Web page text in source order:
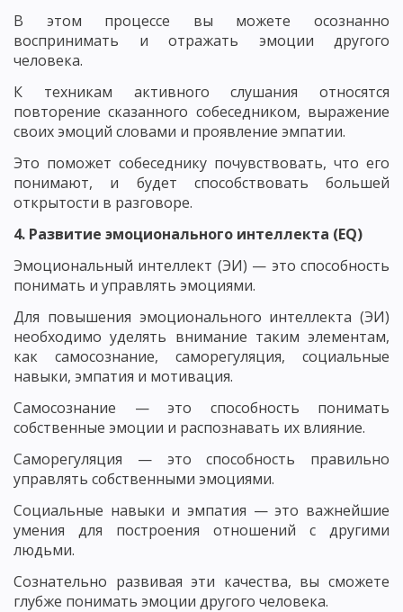
В этом процессе вы можете осознанно
воспринимать и отражать эмоции другого
человека.
К техникам активного слушания относятся
повторение сказанного собеседником, выражение
своих эмоций словами и проявление эмпатии.
Это поможет собеседнику почувствовать, что его
понимают, и будет способствовать большей
открытости в разговоре.
4. Развитие эмоционального интеллекта (EQ)
Эмоциональный интеллект (ЭИ) — это способность
понимать и управлять эмоциями.
Для повышения эмоционального интеллекта (ЭИ)
необходимо уделять внимание таким элементам,
как самосознание, саморегуляция, социальные
навыки, эмпатия и мотивация.
Самосознание — это способность понимать
собственные эмоции и распознавать их влияние.
Саморегуляция — это способность правильно
управлять собственными эмоциями.
Социальные навыки и эмпатия — это важнейшие
умения для построения отношений с другими
людьми.
Сознательно развивая эти качества, вы сможете
глубже понимать эмоции другого человека.